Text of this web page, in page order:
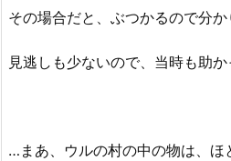
その場合だと、ぶつかるので分か
見逃しも少ないので、当時も助か
…まあ、ウルの村の中の物は、ほ